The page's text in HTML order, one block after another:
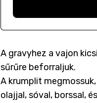
A gravyhez a vajon
sűrűre beforraljuk.
A krumplit
olajjal, sóval, borssal,